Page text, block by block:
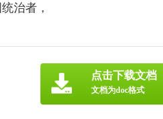
治者，
点击下载文档
文档为doc格式